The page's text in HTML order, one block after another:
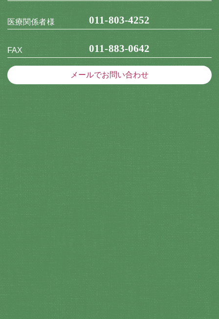
医療関係者様 011-803-4252
FAX 011-883-0642
メールでお問い合わせ